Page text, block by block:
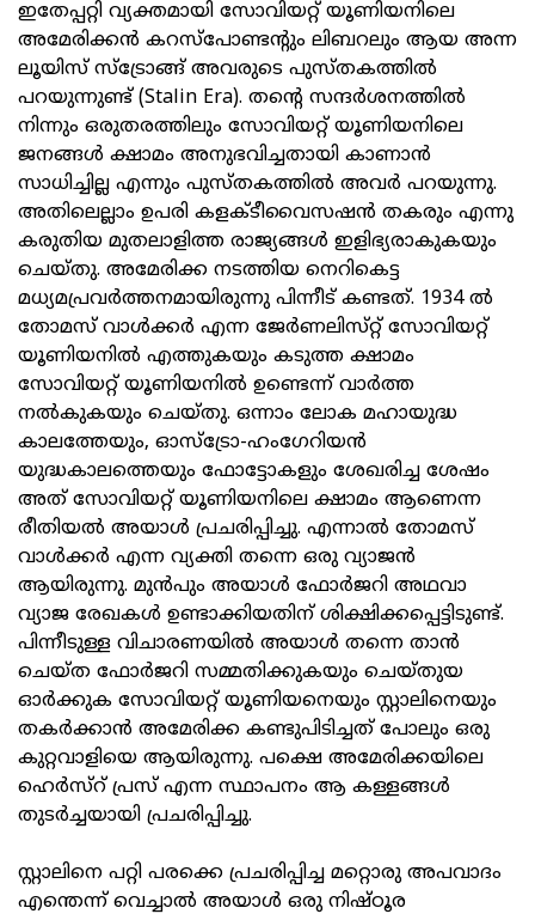
ഇതേപ്പറ്റി വ്യക്തമായി സോവിയറ്റ് യൂണിയനിലെ
അമേരിക്കൻ കറസ്‌പോണ്ടന്റും ലിബറലും ആയ അന്ന
ലൂയിസ് സ്‌ട്രോങ്ങ് അവരുടെ പുസ്തകത്തിൽ
പറയുന്നുണ്ട് (Stalin Era). തന്റെ സന്ദർശനത്തിൽ
നിന്നും ഒരുതരത്തിലും സോവിയറ്റ് യൂണിയനിലെ
ജനങ്ങൾ ക്ഷാമം അനുഭവിച്ചതായി കാണാൻ
സാധിച്ചില്ല എന്നും പുസ്തകത്തിൽ അവർ പറയുന്നു.
അതിലെല്ലാം ഉപരി കളക്ടീവൈസഷൻ തകരും എന്നു
കരുതിയ മുതലാളിത്ത രാജ്യങ്ങൾ ഇളിഭ്യരാകുകയും
ചെയ്തു. അമേരിക്ക നടത്തിയ നെറികെട്ട
മധ്യമപ്രവർത്തനമായിരുന്നു പിന്നീട് കണ്ടത്. 1934 ൽ
തോമസ് വാൾക്കർ എന്ന ജേർണലിസ്‌റ്റ് സോവിയറ്റ്
യൂണിയനിൽ എത്തുകയും കടുത്ത ക്ഷാമം
സോവിയറ്റ് യൂണിയനിൽ ഉണ്ടെന്ന് വാർത്ത
നൽകുകയും ചെയ്തു. ഒന്നാം ലോക മഹായുദ്ധ
കാലത്തേയും, ഓസ്‌ട്രോ-ഹംഗേറിയൻ
യുദ്ധകാലത്തെയും ഫോട്ടോകളും ശേഖരിച്ച ശേഷം
അത് സോവിയറ്റ് യൂണിയനിലെ ക്ഷാമം ആണെന്ന
രീതിയൽ അയാൾ പ്രചരിപ്പിച്ചു. എന്നാൽ തോമസ്
വാൾക്കർ എന്ന വ്യക്തി തന്നെ ഒരു വ്യാജൻ
ആയിരുന്നു. മുൻപും അയാൾ ഫോർജറി അഥവാ
വ്യാജ രേഖകൾ ഉണ്ടാക്കിയതിന് ശിക്ഷിക്കപ്പെട്ടിടുണ്ട്.
പിന്നീടുള്ള വിചാരണയിൽ അയാൾ തന്നെ താൻ
ചെയ്ത ഫോർജറി സമ്മതിക്കുകയും ചെയ്തുയ
ഓർക്കുക സോവിയറ്റ് യൂണിയനെയും സ്റ്റാലിനെയും
തകർക്കാൻ അമേരിക്ക കണ്ടുപിടിച്ചത് പോലും ഒരു
കുറ്റവാളിയെ ആയിരുന്നു. പക്ഷെ അമേരിക്കയിലെ
ഹെർസ്‌റ് പ്രസ് എന്ന സ്ഥാപനം ആ കള്ളങ്ങൾ
തുടർച്ചയായി പ്രചരിപ്പിച്ചു.
സ്റ്റാലിനെ പറ്റി പരക്കെ പ്രചരിപ്പിച്ച മറ്റൊരു അപവാദം
എന്തെന്ന് വെച്ചാൽ അയാൾ ഒരു നിഷ്ഠൂര